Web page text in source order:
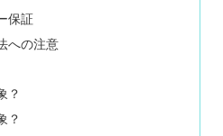
保証
への注意
？
？